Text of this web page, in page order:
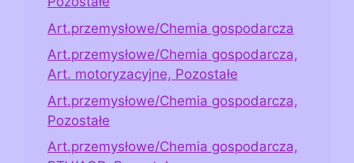
Art.przemysłowe/Chemia gospodarcza
Art.przemysłowe/Chemia gospodarcza,
Art. motoryzacyjne, Pozostałe
Art.przemysłowe/Chemia gospodarcza,
Pozostałe
Art.przemysłowe/Chemia gospodarcza,